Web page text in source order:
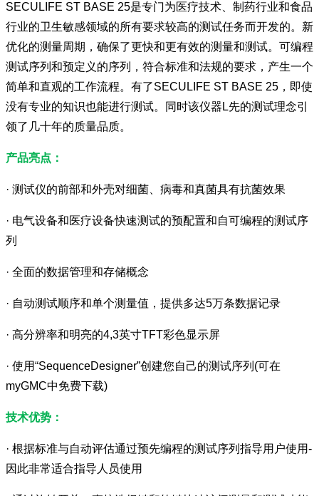
SECULIFE ST BASE 25是专门为医疗技术、制药行业和食品
行业的卫生敏感领域的所有要求较高的测试任务而开发的。新
优化的测量周期，确保了更快和更有效的测量和测试。可编程
测试序列和预定义的序列，符合标准和法规的要求，产生一个
简单和直观的工作流程。有了SECULIFE ST BASE 25，即使
没有专业的知识也能进行测试。同时该仪器L先的测试理念引
领了几十年的质量品质。
产品亮点：
· 测试仪的前部和外壳对细菌、病毒和真菌具有抗菌效果
· 电气设备和医疗设备快速测试的预配置和自可编程的测试序
列
· 全面的数据管理和存储概念
· 自动测试顺序和单个测量值，提供多达5万条数据记录
· 高分辨率和明亮的4,3英寸TFT彩色显示屏
· 使用“SequenceDesigner”创建您自己的测试序列(可在
myGMC中免费下载)
技术优势：
· 根据标准与自动评估通过预先编程的测试序列指导用户使用-
因此非常适合指导人员使用